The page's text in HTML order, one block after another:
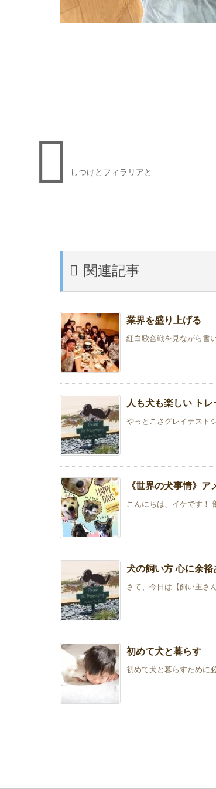
 しつけとフィラリアと
 関連記事
業界を盛り上げる
紅白歌合戦を見ながら書
人も犬も楽しい ト
やっとこさグレイテスト
《世界の犬事情》ア
こんにちは、イケです！
犬の飼い方 心に余裕
さて、今日は【飼い主さ
初めて犬と暮らす
初めて犬と暮らすために